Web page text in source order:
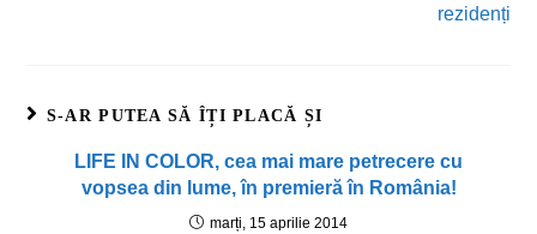
rezidenți
S-AR PUTEA SĂ ÎȚI PLACĂ ȘI
LIFE IN COLOR, cea mai mare petrecere cu
vopsea din lume, în premieră în România!
marți, 15 aprilie 2014